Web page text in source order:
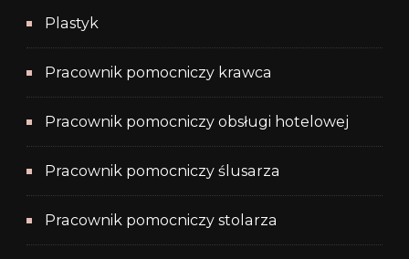
Plastyk
Pracownik pomocniczy krawca
Pracownik pomocniczy obsługi hotelowej
Pracownik pomocniczy ślusarza
Pracownik pomocniczy stolarza